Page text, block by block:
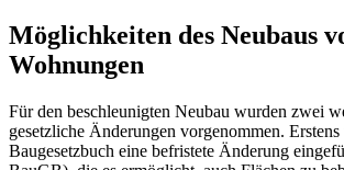
Möglichkeiten des Neubaus
Wohnungen
Für den beschleunigten Neubau wurden zwei
gesetzliche Änderungen vorgenommen.
Baugesetzbuch eine befristete Änderung